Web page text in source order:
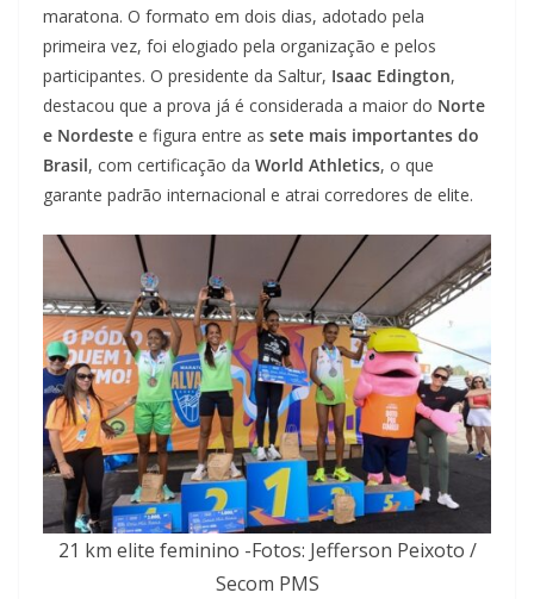
maratona. O formato em dois dias, adotado pela
primeira vez, foi elogiado pela organização e pelos
participantes. O presidente da Saltur, Isaac Edington,
destacou que a prova já é considerada a maior do Norte
e Nordeste e figura entre as sete mais importantes do
Brasil, com certificação da World Athletics, o que
garante padrão internacional e atrai corredores de elite.
21 km elite feminino -Fotos: Jefferson Peixoto /
Secom PMS